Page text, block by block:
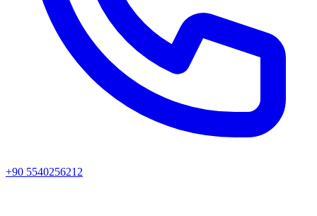
+90 5540256212